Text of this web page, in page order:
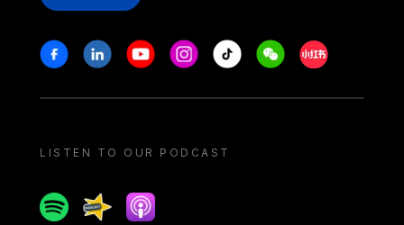
Stay in touch
FacebookLinkedinYoutubeInstagram
Tiktok WeechatXiaohongshu/
LISTEN TO OUR PODCAST
SpotifySpreakerApple podcast